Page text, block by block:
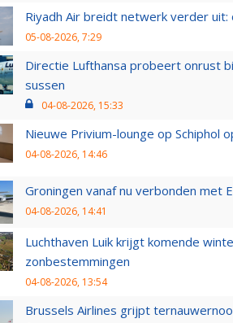
Riyadh Air breidt netwerk verder
05-08-2026, 7:29
Directie Lufthansa probeert onrust
sussen
04-08-2026, 15:33
Nieuwe Privium-lounge op Schiphol
04-08-2026, 14:46
Groningen vanaf nu verbonden met
04-08-2026, 14:41
Luchthaven Luik krijgt komende
zonbestemmingen
04-08-2026, 13:54
Brussels Airlines grijpt